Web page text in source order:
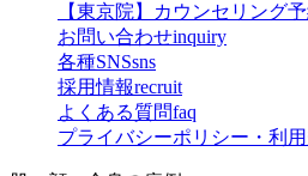
【東京院】カウンセリング
お問い合わせinquiry
各種SNSsns
採用情報recruit
よくある質問faq
プライバシーポリシー・利